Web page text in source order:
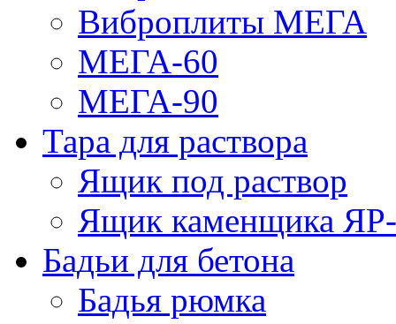
Виброплиты МЕГА
МЕГА-60
МЕГА-90
Тара для раствора
Ящик под раствор
Ящик каменщика ЯР-
Бадьи для бетона
Бадья рюмка